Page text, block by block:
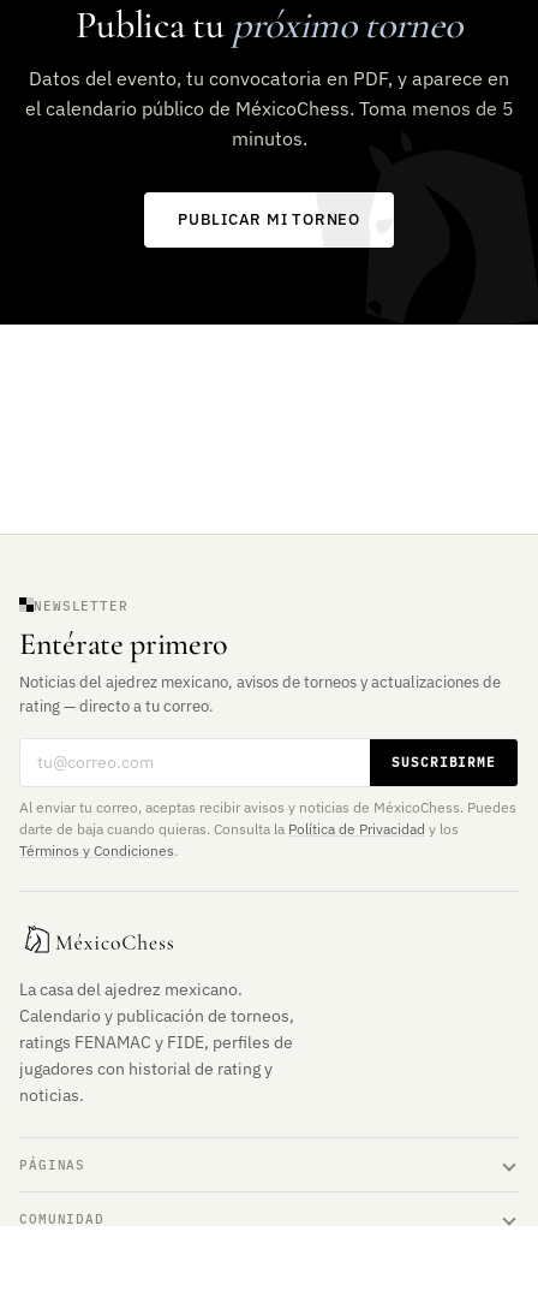
Publica tu próximo torneo
Datos del evento, tu convocatoria en PDF, y aparece en
el calendario público de MéxicoChess. Toma menos de 5
minutos.
PUBLICAR MI TORNEO
NEWSLETTER
Entérate primero
Noticias del ajedrez mexicano, avisos de torneos y actualizaciones de
rating — directo a tu correo.
SUSCRIBIRME
Al enviar tu correo, aceptas recibir avisos y noticias de MéxicoChess. Puedes
darte de baja cuando quieras. Consulta la Política de Privacidad y los
Términos y Condiciones.
La casa del ajedrez mexicano.
Calendario y publicación de torneos,
ratings FENAMAC y FIDE, perfiles de
jugadores con historial de rating y
noticias.
PÁGINAS
COMUNIDAD